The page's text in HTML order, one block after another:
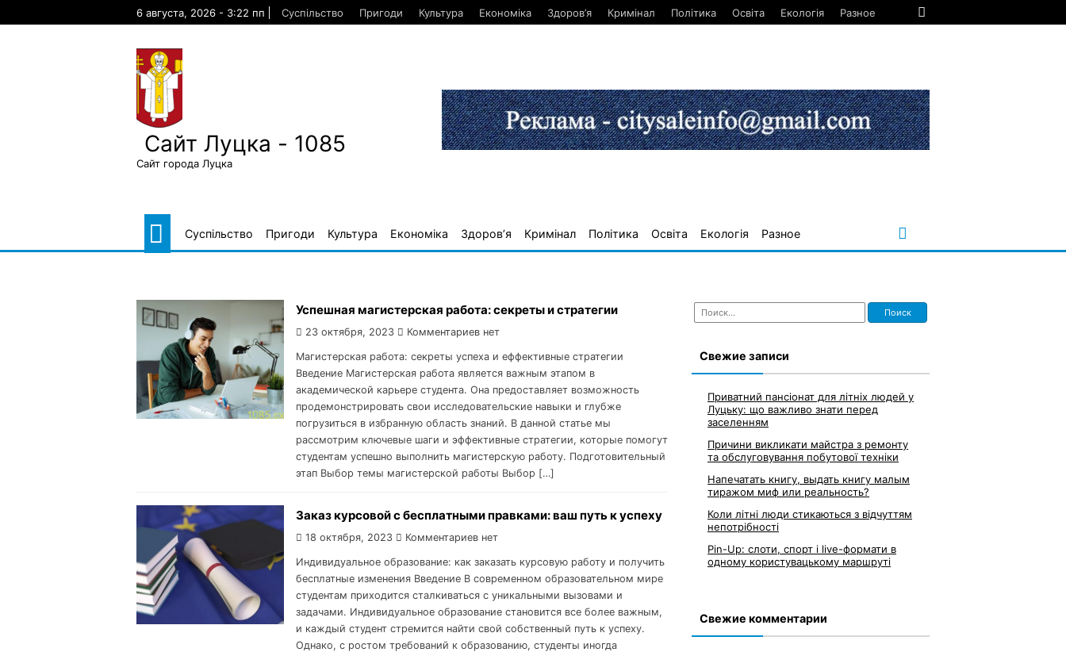
6 августа, 2026 - 3:22 пп Суспільство Пригоди Культура Економіка Здоров’я Кримінал Політика Освіта Екологія Разное
Сайт Луцка - 1085
Сайт города Луцка
Суспільство Пригоди Культура Економіка Здоров’я Кримінал Політика Освіта Екологія Разное
Успешная магистерская работа: секреты и стратегии
23 октября, 2023 Комментариев нет
Магистерская работа: секреты успеха и еффективные стратегии
Введение Магистерская работа является важным этапом в
академической карьере студента. Она предоставляет возможность
продемонстрировать свои исследовательские навыки и глубже
погрузиться в избранную область знаний. В данной статье мы
рассмотрим ключевые шаги и эффективные стратегии, которые помогут
студентам успешно выполнить магистерскую работу. Подготовительный
этап Выбор темы магистерской работы Выбор […]
Заказ курсовой с бесплатными правками: ваш путь к успеху
18 октября, 2023 Комментариев нет
Индивидуальное образование: как заказать курсовую работу и получить
бесплатные изменения Введение В современном образовательном мире
студентам приходится сталкиваться с уникальными вызовами и
задачами. Индивидуальное образование становится все более важным,
и каждый студент стремится найти свой собственный путь к успеху.
Однако, с ростом требований к образованию, студенты иногда
Найти:
Свежие записи
Приватний пансіонат для літніх людей у
Луцьку: що важливо знати перед
заселенням
Причини викликати майстра з ремонту
та обслуговування побутової техніки
Напечатать книгу, выдать книгу малым
тиражом миф или реальность?
Коли літні люди стикаються з відчуттям
непотрібності
Pin-Up: слоти, спорт і live-формати в
одному користувацькому маршруті
Свежие комментарии